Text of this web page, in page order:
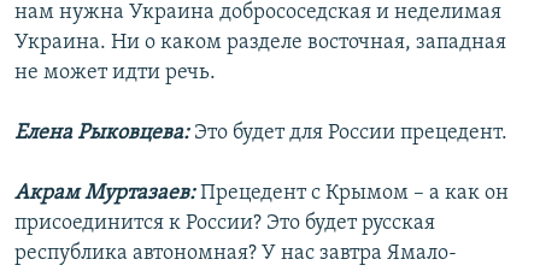
нам нужна Украина добрососедская и неделимая
Украина. Ни о каком разделе восточная, западная
не может идти речь.
Елена Рыковцева:Это будет для России прецедент.
Акрам Муртазаев:Прецедент с Крымом – а как он
присоединится к России? Это будет русская
республика автономная? У нас завтра Ямало-